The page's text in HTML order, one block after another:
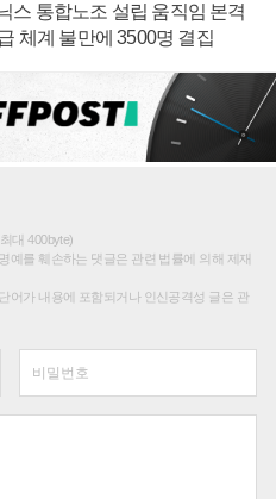
스 통합노조 설립 움직임 본격
체계 불만에 3500명 결집
대 400byte)
예를 훼손하는 댓글은 관련 법률에 의해 제재
어가 내용에 포함되거나 인신공격성 글은 관